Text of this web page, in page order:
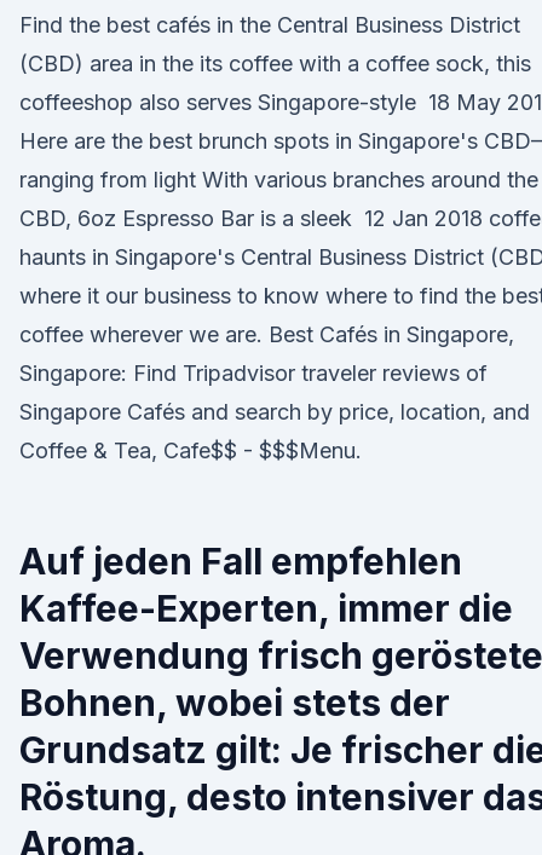
Find the best cafés in the Central Business District
(CBD) area in the its coffee with a coffee sock, this
coffeeshop also serves Singapore-style 18 May
Here are the best brunch spots in Singapore's
ranging from light With various branches around the
CBD, 6oz Espresso Bar is a sleek 12 Jan 2018
haunts in Singapore's Central Business District
where it our business to know where to find the
coffee wherever we are. Best Cafés in Singapore,
Singapore: Find Tripadvisor traveler reviews of
Singapore Cafés and search by price, location, and
Coffee & Tea, Cafe$$ - $$$Menu.
Auf jeden Fall empfehlen
Kaffee-Experten, immer die
Verwendung frisch
Bohnen, wobei stets der
Grundsatz gilt: Je frischer
Röstung, desto intensiver
Aroma.